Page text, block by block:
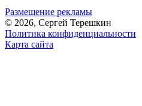
Размещение рекламы
© 2026, Сергей Терешкин
Политика конфиденциальности
Карта сайта